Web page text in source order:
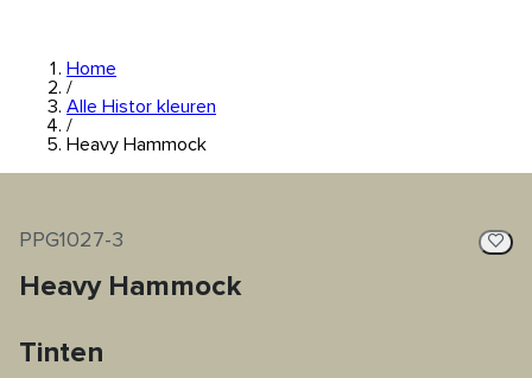
Home
/
Alle Histor kleuren
/
Heavy Hammock
PPG1027-3
Heavy Hammock
Tinten